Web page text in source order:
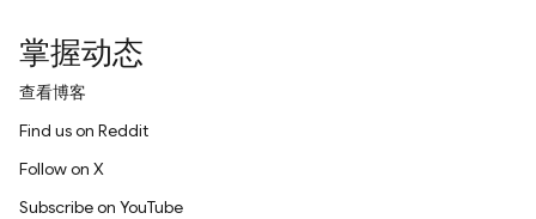
掌握动态
查看博客
Find us on Reddit
Follow on X
Subscribe on YouTube